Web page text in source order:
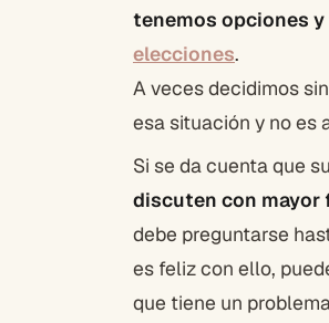
tenemos opciones
elecciones.
A veces decidimos
esa situación y no es
Si se da cuenta que su
discuten con mayor
debe preguntarse
es feliz con ello,
que tiene un